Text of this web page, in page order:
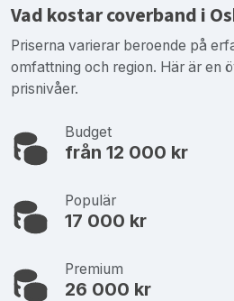
Vad kostar coverband i
Priserna varierar beroende på
omfattning och region. Här är en
prisnivåer.
Budget
från 12 000 kr
Populär
17 000 kr
Premium
26 000 kr